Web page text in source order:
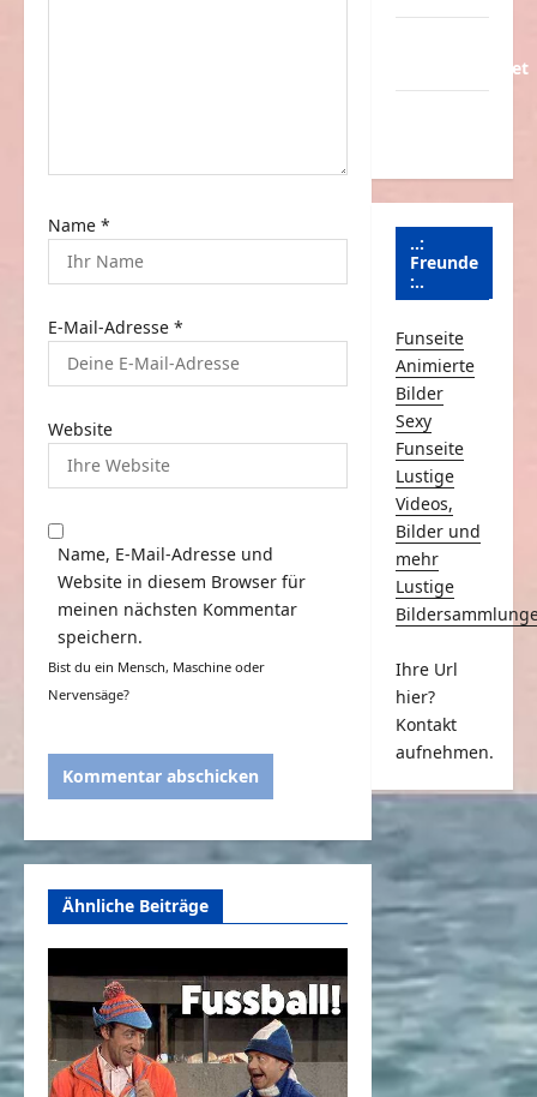
Name *
E-Mail-Adresse *
Website
Name, E-Mail-Adresse und
Website in diesem Browser für
meinen nächsten Kommentar
speichern.
Bist du ein Mensch, Maschine oder
Nervensäge?
Ähnliche Beiträge
Schmunzeln.net
..:
Freunde
:..
Funseite
Animierte
Bilder
Sexy
Funseite
Lustige
Videos,
Bilder und
mehr
Lustige
Ihre Url
hier?
Kontakt
aufnehmen.